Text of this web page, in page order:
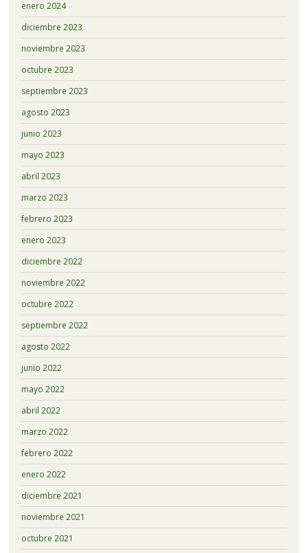
enero 2024
diciembre 2023
noviembre 2023
octubre 2023
septiembre 2023
agosto 2023
junio 2023
mayo 2023
abril 2023
marzo 2023
febrero 2023
enero 2023
diciembre 2022
noviembre 2022
octubre 2022
septiembre 2022
agosto 2022
junio 2022
mayo 2022
abril 2022
marzo 2022
febrero 2022
enero 2022
diciembre 2021
noviembre 2021
octubre 2021